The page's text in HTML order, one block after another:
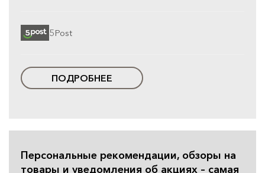
5Post
ПОДРОБНЕЕ
Персональные рекомендации, обзоры на
товары и уведомления об акциях – самая